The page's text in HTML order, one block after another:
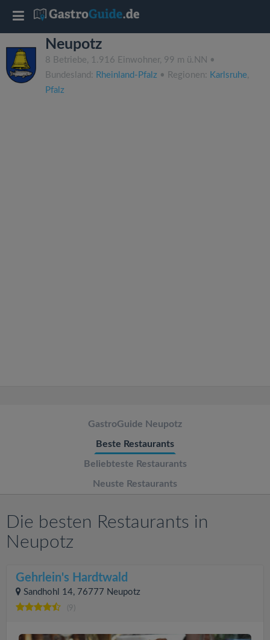
Neupotz
8 Betriebe, 1.916 Einwohner, 99 m ü.NN •
Bundesland: Rheinland-Pfalz • Regionen: Karlsruhe,
Pfalz
GastroGuide Neupotz
Beste Restaurants
Beliebteste Restaurants
Neuste Restaurants
Die besten Restaurants in
Neupotz
Gehrlein's Hardtwald
Sandhohl 14, 76777 Neupotz
(9)
T
o
g
n